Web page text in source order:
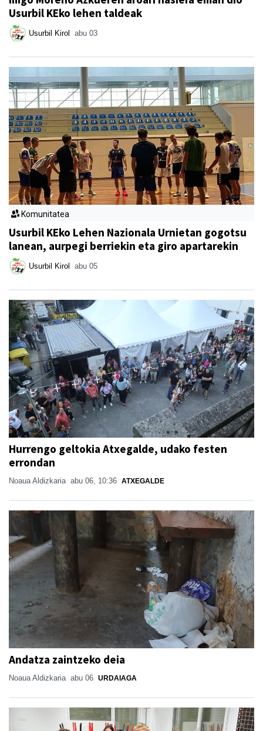
Usurbil KEko lehen taldeak
Usurbil Kirol abu 03
Komunitatea
Usurbil KEko Lehen Nazionala Urnietan gogotsu
lanean, aurpegi berriekin eta giro apartarekin
Usurbil Kirol abu 05
Hurrengo geltokia Atxegalde, udako festen
errondan
Noaua Aldizkaria abu 06, 10:36 ATXEGALDE
Andatza zaintzeko deia
Noaua Aldizkaria abu 06 URDAIAGA